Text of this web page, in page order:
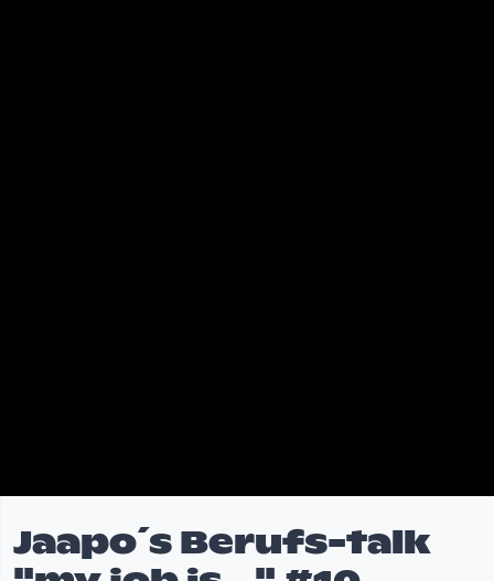
Jaapo´s Berufs-talk